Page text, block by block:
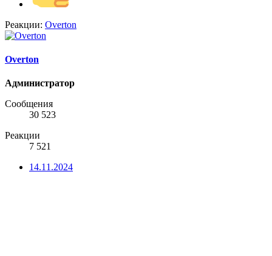
Реакции: Overton
Overton
Администратор
Сообщения
30 523
Реакции
7 521
14.11.2024